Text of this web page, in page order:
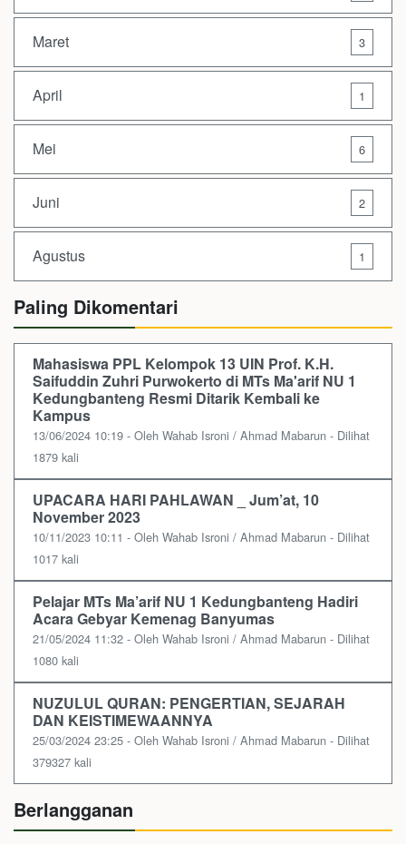
Maret 3
April 1
Mei 6
Juni 2
Agustus 1
Paling Dikomentari
Mahasiswa PPL Kelompok 13 UIN Prof. K.H.
Saifuddin Zuhri Purwokerto di MTs Ma'arif NU 1
Kedungbanteng Resmi Ditarik Kembali ke
Kampus
13/06/2024 10:19 - Oleh Wahab Isroni / Ahmad Mabarun - Dilihat
1879 kali
UPACARA HARI PAHLAWAN _ Jum’at, 10
November 2023
10/11/2023 10:11 - Oleh Wahab Isroni / Ahmad Mabarun - Dilihat
1017 kali
Pelajar MTs Ma’arif NU 1 Kedungbanteng Hadiri
Acara Gebyar Kemenag Banyumas
21/05/2024 11:32 - Oleh Wahab Isroni / Ahmad Mabarun - Dilihat
1080 kali
NUZULUL QURAN: PENGERTIAN, SEJARAH
DAN KEISTIMEWAANNYA
25/03/2024 23:25 - Oleh Wahab Isroni / Ahmad Mabarun - Dilihat
379327 kali
Berlangganan